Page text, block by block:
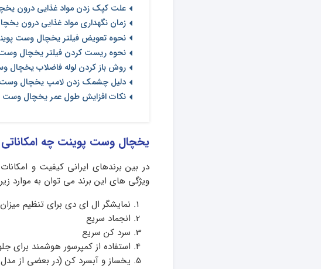
علت کپک زدن مواد غذایی درون
زمان نگهداری مواد غذایی درون
نحوه تعویض فیلتر یخچال وست
نحوه ریست کردن فیلتر یخچال
روش باز کردن لوله فاضلاب یخچال
دلیل چشمک زدن لامپ یخچال
نکات افزایش طول عمر یخچال وست
یخچال وست پوینت چه امکاناتی
در بین برندهای ایرانی کیفیت و
ویژگی های این برند می توان به موارد
نمایشگر ال ای دی برای تنظیم
انجماد سریع
سرد کن سریع
استفاده از کمپرسور هوشمند برای
یخساز و آبسرد کن (در بعضی از